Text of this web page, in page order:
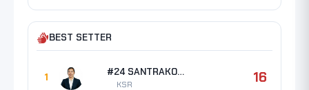
BEST SETTER
1 #24 SANTRAKOON Pattrathip
KSR 16